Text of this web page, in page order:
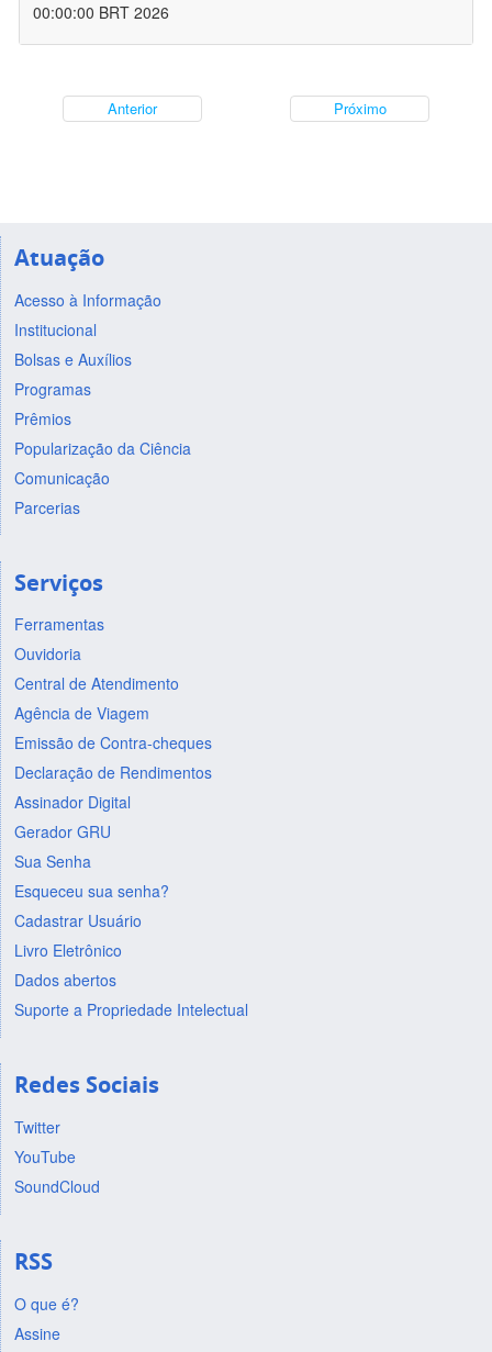
00:00:00 BRT 2026
Anterior Próximo
Atuação
Acesso à Informação
Institucional
Bolsas e Auxílios
Programas
Prêmios
Popularização da Ciência
Comunicação
Parcerias
Serviços
Ferramentas
Ouvidoria
Central de Atendimento
Agência de Viagem
Emissão de Contra-cheques
Declaração de Rendimentos
Assinador Digital
Gerador GRU
Sua Senha
Esqueceu sua senha?
Cadastrar Usuário
Livro Eletrônico
Dados abertos
Suporte a Propriedade Intelectual
Redes Sociais
Twitter
YouTube
SoundCloud
RSS
O que é?
Assine